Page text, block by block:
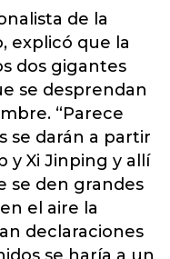
de la
explicó que la
dos gigantes
se desprendan
“Parece
se darán a partir
y Xi Jinping y allí
se den grandes
el aire la
declaraciones